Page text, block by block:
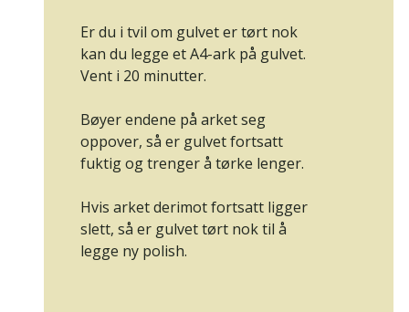
Er du i tvil om gulvet er tørt nok
kan du legge et A4-ark på gulvet.
Vent i 20 minutter.
Bøyer endene på arket seg
oppover, så er gulvet fortsatt
fuktig og trenger å tørke lenger.
Hvis arket derimot fortsatt ligger
slett, så er gulvet tørt nok til å
legge ny polish.